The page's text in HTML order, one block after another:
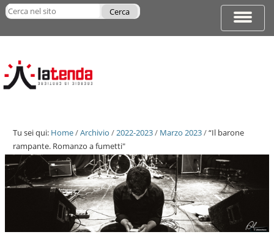
Salta
ai
|
navigazione
Espandi
di
Cerca nel sito
avanzata…
Tu sei qui: Home/Archivio /2022-2023/ Marzo 2023/“Il barone
rampante. Romanzo a fumetti"